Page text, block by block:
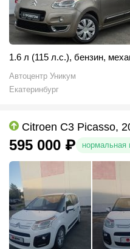
1.6 л (115 л.с.), бензин,
Автоцентр Уникум
Екатеринбург
Citroen C3 Picasso,
595 000 ₽ нормальная